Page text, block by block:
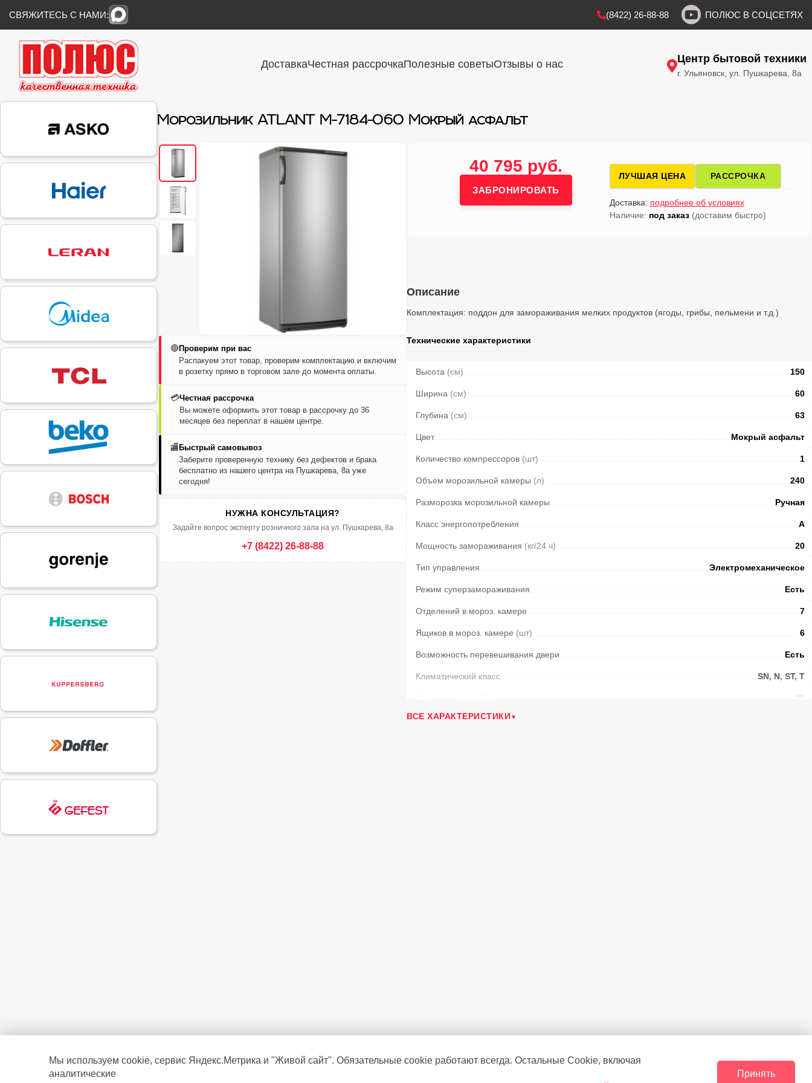
СВЯЖИТЕСЬ С НАМИ: (8422) 26-88-88 ПОЛЮС В СОЦСЕТЯХ
ДоставкаЧестная рассрочкаПолезные советыОтзывы о нас Центр бытовой техники
г. Ульяновск, ул. Пушкарева, 8а
Морозильник ATLANT М-7184-060 Мокрый асфальт
🔴Проверим при вас
Распакуем этот товар, проверим комплектацию и включим
в розетку прямо в торговом зале до момента оплаты.
💳Честная рассрочка
Вы можете оформить этот товар в рассрочку до 36
месяцев без переплат в нашем центре.
🏬 Быстрый самовывоз
Заберите проверенную технику без дефектов и брака
бесплатно из нашего центра на Пушкарева, 8а уже
сегодня!
НУЖНА КОНСУЛЬТАЦИЯ?
Задайте вопрос эксперту розничного зала на ул. Пушкарева, 8а
+7 (8422) 26-88-88
40 795 руб.
ЗАБРОНИРОВАТЬ
ЛУЧШАЯ ЦЕНА РАССРОЧКА
Доставка: подробнее об условиях
Наличие: под заказ(доставим быстро)
Описание
Комплектация: поддон для замораживания мелких продуктов (ягоды, грибы, пельмени и т.д.)
Технические характеристики
Высота (см) 150
Ширина (см) 60
Глубина (см) 63
Цвет Мокрый асфальт
Количество компрессоров (шт) 1
Объем морозильной камеры (л) 240
Разморозка морозильной камеры Ручная
Класс энергопотребления A
Мощность замораживания (кг/24 ч) 20
Тип управления Электромеханическое
Режим суперзамораживания Есть
Отделений в мороз. камере 7
Ящиков в мороз. камере (шт) 6
Возможность перевешивания двери Есть
Климатический класс SN, N, ST, T
39
Тип ручки
ВСЕ ХАРАКТЕРИСТИКИ
Мы используем cookie, сервис Яндекс.Метрика и "Живой сайт". Обязательные cookie работают всегда. Остальные Сookie, включая
аналитические
Принять